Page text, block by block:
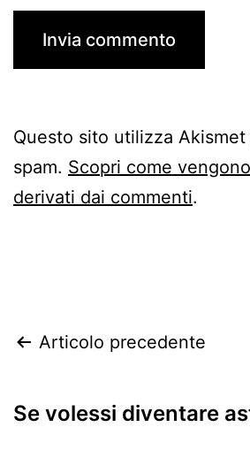
Questo sito utilizza
spam. Scopri come
derivati dai commenti.
articoli
Articolo precedente
Se volessi diventare